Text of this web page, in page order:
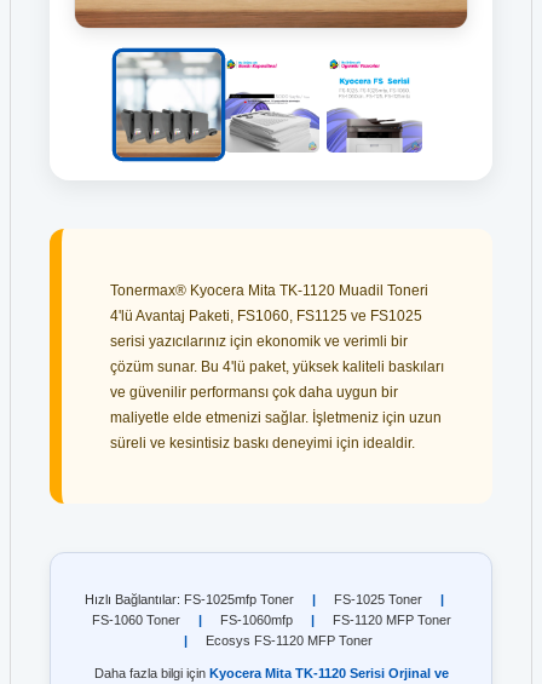
Tonermax® Kyocera Mita TK-1120 Muadil Toneri
4'lü Avantaj Paketi, FS1060, FS1125 ve FS1025
serisi yazıcılarınız için ekonomik ve verimli bir
çözüm sunar. Bu 4'lü paket, yüksek kaliteli baskıları
ve güvenilir performansı çok daha uygun bir
maliyetle elde etmenizi sağlar. İşletmeniz için uzun
süreli ve kesintisiz baskı deneyimi için idealdir.
Hızlı Bağlantılar: FS-1025mfp Toner | FS-1025 Toner
|
FS-1060 Toner
| FS-1060mfp |
FS-1120 MFP Toner
|
Ecosys FS-1120 MFP Toner
Daha fazla bilgi için Kyocera Mita TK-1120 Serisi Orjinal ve